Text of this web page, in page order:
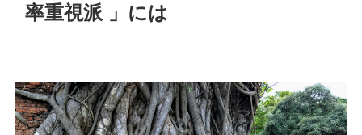
率重視派 」には